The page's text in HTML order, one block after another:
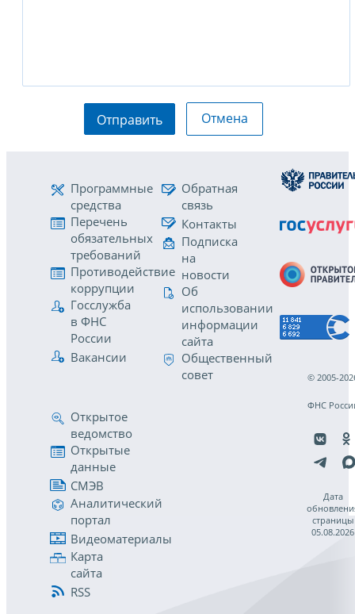
Отправить Отмена
Программные
средства
Перечень
обязательных
требований
Противодействие
коррупции
Госслужба
в ФНС
России
Вакансии
Обратная
связь
Контакты
Подписка
на
новости
Об
использовании
информации
сайта
Общественный
совет
Открытое
ведомство
Открытые
данные
СМЭВ
Аналитический
портал
Видеоматериалы
Карта
сайта
RSS
© 2005-
ФНС
Дата
страницы
05.08.2026